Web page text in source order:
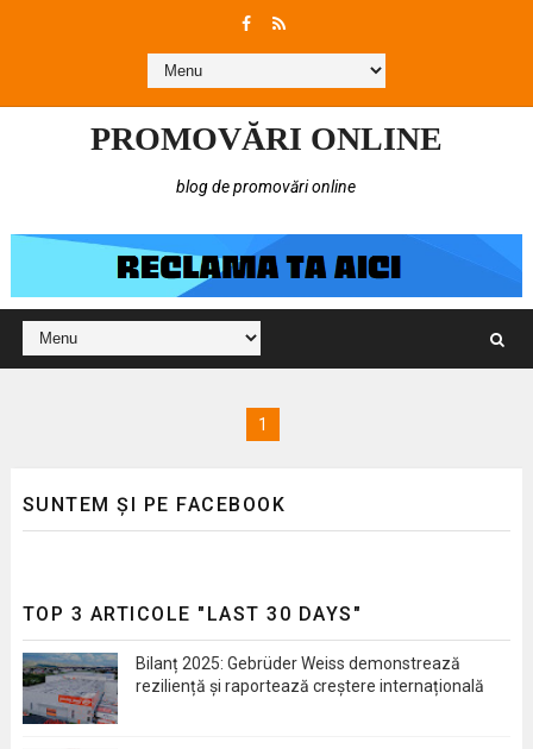
PROMOVĂRI ONLINE
blog de promovări online
1
SUNTEM ȘI PE FACEBOOK
TOP 3 ARTICOLE "LAST 30 DAYS"
Bilanț 2025: Gebrüder Weiss demonstrează
reziliență și raportează creștere internațională